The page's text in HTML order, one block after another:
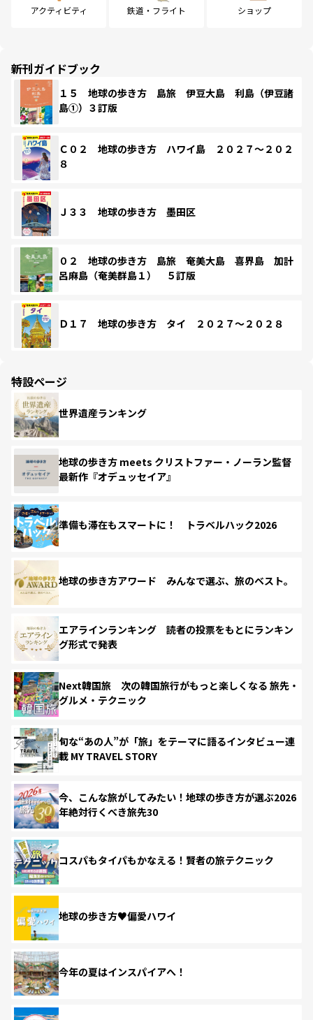
アクティビティ 鉄道・フライト ショップ
新刊ガイドブック
１５ 地球の歩き方 島旅 伊豆大島 利島（伊豆諸
島①）３訂版
Ｃ０２ 地球の歩き方 ハワイ島 ２０２７～２０２
８
Ｊ３３ 地球の歩き方 墨田区
０２ 地球の歩き方 島旅 奄美大島 喜界島 加計
呂麻島（奄美群島１） ５訂版
Ｄ１７ 地球の歩き方 タイ ２０２７～２０２８
特設ページ
世界遺産ランキング
地球の歩き方 meets クリストファー・ノーラン監督
最新作『オデュッセイア』
準備も滞在もスマートに！ トラベルハック2026
地球の歩き方アワード みんなで選ぶ、旅のベスト。
エアラインランキング 読者の投票をもとにランキン
グ形式で発表
Next韓国旅 次の韓国旅行がもっと楽しくなる 旅先・
グルメ・テクニック
旬な“あの人”が「旅」をテーマに語るインタビュー連
載 MY TRAVEL STORY
今、こんな旅がしてみたい！地球の歩き方が選ぶ2026
年絶対行くべき旅先30
コスパもタイパもかなえる！賢者の旅テクニック
地球の歩き方♥偏愛ハワイ
今年の夏はインスパイアへ！